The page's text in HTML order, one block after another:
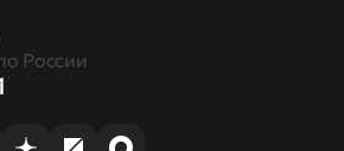
России